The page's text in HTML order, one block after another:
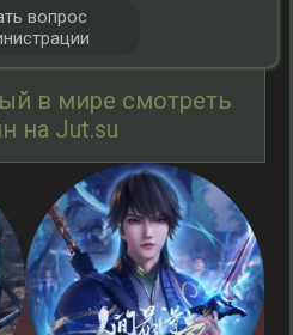
в мире смотреть
на Jut.su
вопрос